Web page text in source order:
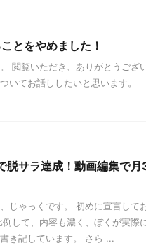
とをやめました！
閲覧いただき、ありがとうご
いてお話ししたいと思います。
脱サラ達成！動画編集で
じゃっくです。 初めに宣言し
して、内容も濃く、ぼくが実際
き記しています。 さら ...